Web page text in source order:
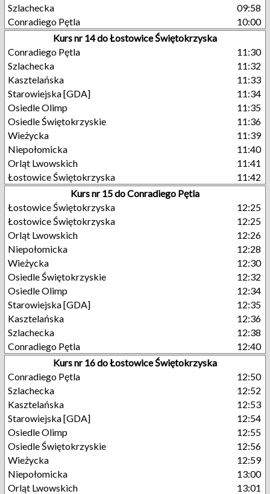
Szlachecka
09:58
Conradiego Pętla
10:00
Kurs nr 14 do Łostowice Świętokrzyska
Conradiego Pętla
11:30
Szlachecka
11:32
Kasztelańska
11:33
Starowiejska [GDA]
11:34
Osiedle Olimp
11:35
Osiedle Świętokrzyskie
11:36
Wieżycka
11:39
Niepołomicka
11:40
Orląt Lwowskich
11:41
Łostowice Świętokrzyska
11:42
Kurs nr 15 do Conradiego Pętla
Łostowice Świętokrzyska
12:25
Łostowice Świętokrzyska
12:25
Orląt Lwowskich
12:26
Niepołomicka
12:28
Wieżycka
12:30
Osiedle Świętokrzyskie
12:32
Osiedle Olimp
12:34
Starowiejska [GDA]
12:35
Kasztelańska
12:36
Szlachecka
12:38
Conradiego Pętla
12:40
Kurs nr 16 do Łostowice Świętokrzyska
Conradiego Pętla
12:50
Szlachecka
12:52
Kasztelańska
12:53
Starowiejska [GDA]
12:54
Osiedle Olimp
12:55
Osiedle Świętokrzyskie
12:56
Wieżycka
12:59
Niepołomicka
13:00
Orląt Lwowskich
13:01